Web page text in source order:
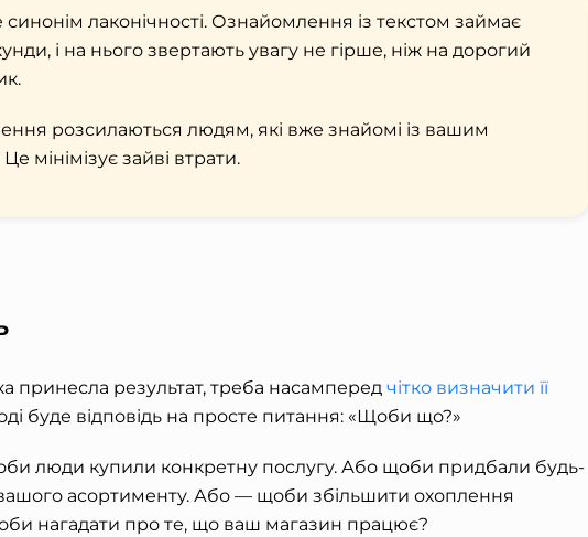
лаконічності. Ознайомлення із текстом займає
і на нього звертають увагу не гірше, ніж на дорогий
розсилаються людям, які вже знайомі із вашим
мінімізує зайві втрати.
принесла результат, треба насамперед чітко визначити її
буде відповідь на просте питання: «Щоби що?»
люди купили конкретну послугу. Або щоби придбали будь-
асортименту. Або — щоби збільшити охоплення
нагадати про те, що ваш магазин працює?